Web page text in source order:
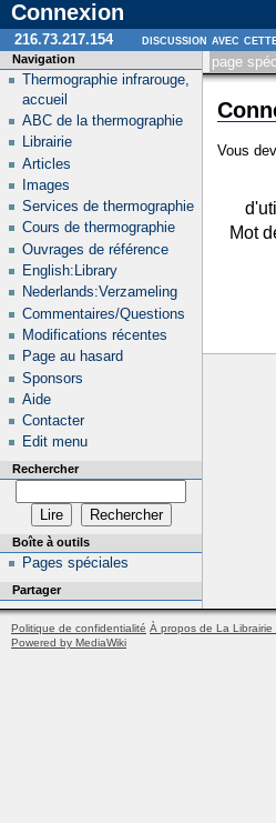
Connexion
page
Vous
Mot
Navigation
Thermographie infrarouge,
accueil
ABC de la thermographie
Librairie
Articles
Images
Services de thermographie
Cours de thermographie
Ouvrages de référence
English:Library
Nederlands:Verzameling
Commentaires/Questions
Modifications récentes
Page au hasard
Sponsors
Aide
Contacter
Edit menu
Rechercher
Boîte à outils
Pages spéciales
Partager
216.73.217.154 discussion avec
Politique de confidentialité À propos de La Librairie
Powered by MediaWiki